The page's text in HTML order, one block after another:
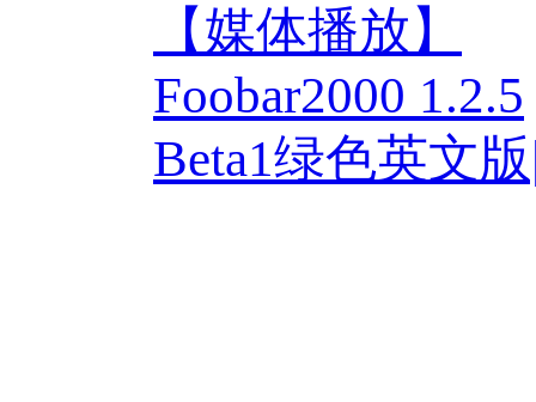
【媒体播放】
Foobar2000 1.2.5
Beta1绿色英文